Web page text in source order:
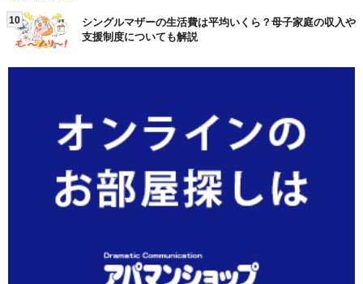
10
シングルマザーの生活費は平均いくら？母子家庭の収入や
支援制度についても解説